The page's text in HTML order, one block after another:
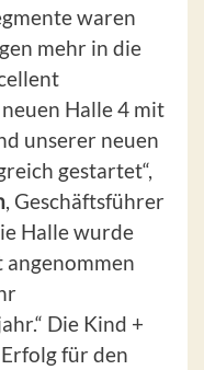
waren
mehr in die
Halle 4 mit
unserer neuen
gestartet“,
, Geschäftsführer
Halle wurde
angenommen
Die Kind +
für den